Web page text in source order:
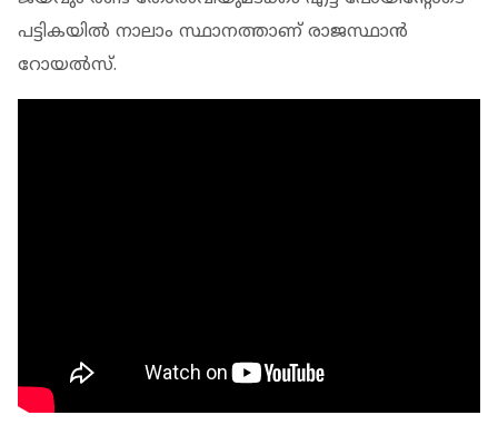
പട്ടികയില്‍ നാലാം സ്ഥാനത്താണ് രാജസ്ഥാന്‍
റോയല്‍സ്.